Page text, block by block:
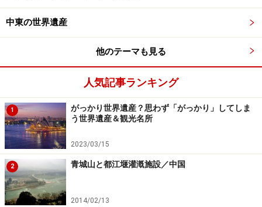
中東の世界遺産
他のテーマも見る
人気記事ランキング
1
がっかり世界遺産？思わず「がっかり」してしま
う世界遺産＆観光名所
2023/03/15
2 青城山と都江堰灌漑施設／中国
2014/02/13